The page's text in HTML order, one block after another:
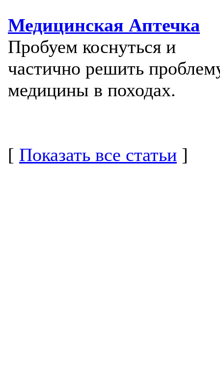
Медицинская Аптечка
Пробуем коснуться и
частично решить
медицины в походах.
[ Показать все статьи ]